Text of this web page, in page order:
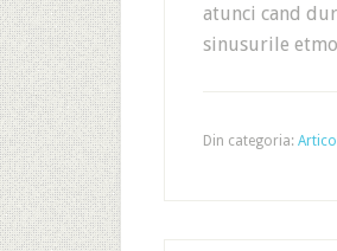
atunci cand
sinusurile
Din categoria: